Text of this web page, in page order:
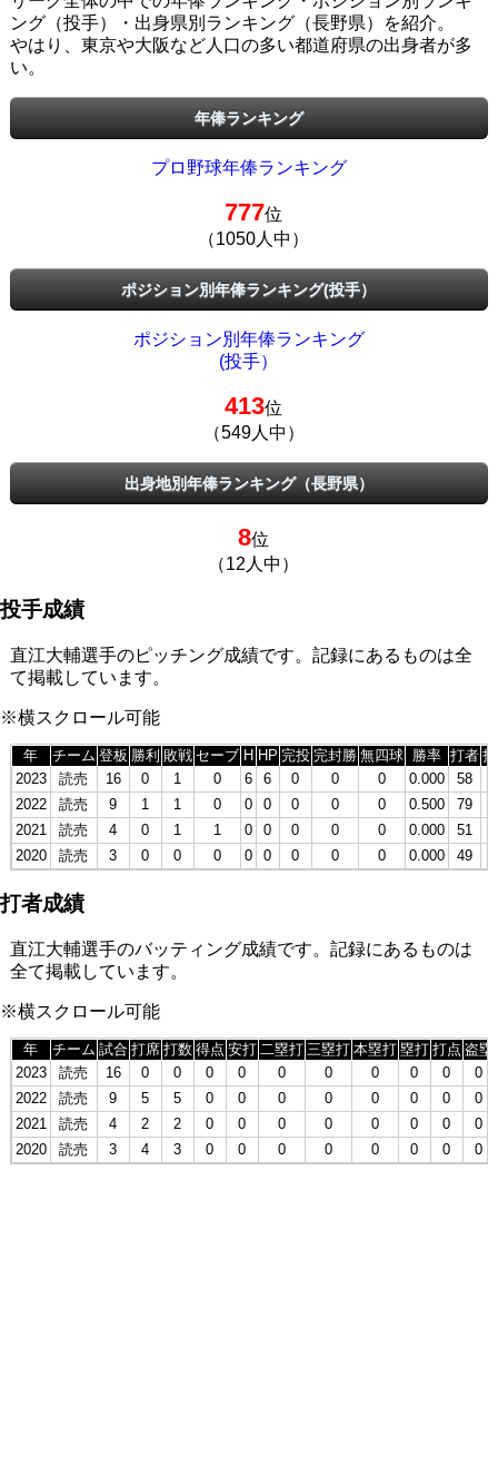
ング（投手）・出身県別ランキング（長野県）を紹介。
やはり、東京や大阪など人口の多い都道府県の出身者が多
い。
年俸ランキング
プロ野球年俸ランキング
777位
（1050人中）
ポジション別年俸ランキング(投手）
ポジション別年俸ランキング
(投手）
413位
（549人中）
出身地別年俸ランキング（長野県）
8位
（12人中）
投手成績
直江大輔選手のピッチング成績です。記録にあるものは全
て掲載しています。
※横スクロール可能
年 チーム 登板 勝利 敗戦 セーブ H HP 完投 完封勝 無四球 勝率 打者
2023
読売 16 0 1 0 6 6 0 0 0 0.000 58
2022
読売 9 1 1 0 0 0 0 0 0 0.500 79
2021
読売 4 0 1 1 0 0 0 0 0 0.000 51
2020
読売 3 0 0 0 0 0 0 0 0 0.000 49
打者成績
直江大輔選手のバッティング成績です。記録にあるものは
全て掲載しています。
※横スクロール可能
年 チーム 試合 打席 打数 得点 安打 二塁打 三塁打 本塁打 塁打 打点 盗塁
2023
読売 16 0 0 0 0 0 0 0 0 0
0
2022
読売 9 5 5 0 0 0 0 0 0 0
0
2021
読売 4 2 2 0 0 0 0 0 0 0
0
2020
読売 3 4 3 0 0 0 0 0 0 0 0